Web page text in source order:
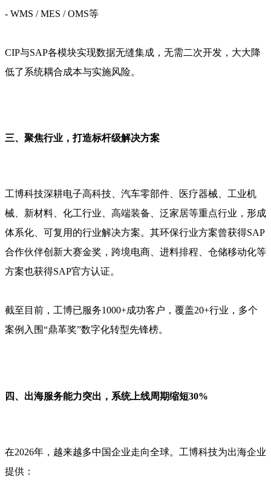
- WMS / MES / OMS等
CIP与SAP各模块实现数据无缝集成，无需二次开发，大大降
低了系统耦合成本与实施风险。
三、聚焦行业，打造标杆级解决方案
工博科技深耕电子高科技、汽车零部件、医疗器械、工业机
械、新材料、化工行业、高端装备、泛家居等重点行业，形成
体系化、可复用的行业解决方案。其环保行业方案曾获得SAP
合作伙伴创新大赛金奖，跨境电商、进料排程、仓储移动化等
方案也获得SAP官方认证。
截至目前，工博已服务1000+成功客户，覆盖20+行业，多个
案例入围“鼎革奖”数字化转型先锋榜。
四、出海服务能力突出，系统上线周期缩短30%
在2026年，越来越多中国企业走向全球。工博科技为出海企业
提供：